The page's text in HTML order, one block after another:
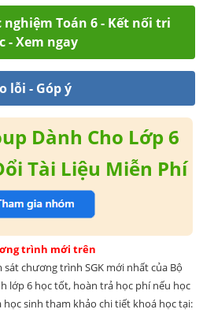
nghiệm Toán 6 - Kết nối tri
- Xem ngay
lỗi - Góp ý
Dành Cho Lớp 6
Tài Liệu Miễn Phí
trình mới trên
sát chương trình SGK mới nhất của Bộ
lớp 6 học tốt, hoàn trả học phí nếu học
sinh tham khảo chi tiết khoá học tại: